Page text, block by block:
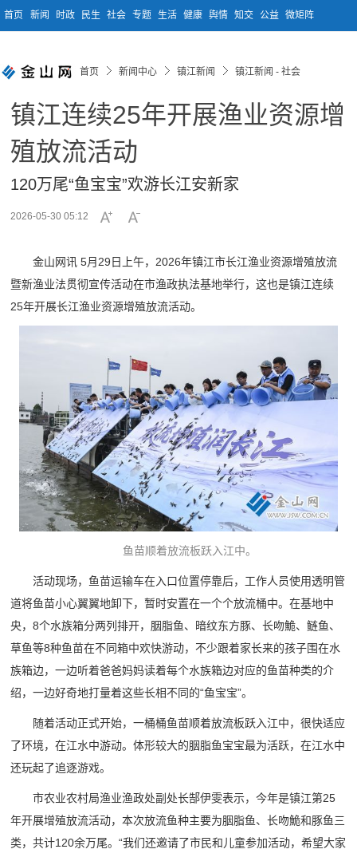
首页 新闻 时政 民生 社会 专题 生活 健康 舆情 知交 公益 微矩阵
首页 新闻中心 镇江新闻 镇江新闻 - 社会
镇江连续25年开展渔业资源增
殖放流活动
120万尾“鱼宝宝”欢游长江安新家
2026-05-30 05:12
金山网讯 5月29日上午，2026年镇江市长江渔业资源增殖放流
暨新渔业法贯彻宣传活动在市渔政执法基地举行，这也是镇江连续
25年开展长江渔业资源增殖放流活动。
鱼苗顺着放流板跃入江中。
活动现场，鱼苗运输车在入口位置停靠后，工作人员使用透明管
道将鱼苗小心翼翼地卸下，暂时安置在一个个放流桶中。在基地中
央，8个水族箱分两列排开，胭脂鱼、暗纹东方豚、长吻鮠、鲢鱼、
草鱼等8种鱼苗在不同箱中欢快游动，不少跟着家长来的孩子围在水
族箱边，一边听着爸爸妈妈读着每个水族箱边对应的鱼苗种类的介
绍，一边好奇地打量着这些长相不同的“鱼宝宝”。
随着活动正式开始，一桶桶鱼苗顺着放流板跃入江中，很快适应
了环境，在江水中游动。体形较大的胭脂鱼宝宝最为活跃，在江水中
还玩起了追逐游戏。
市农业农村局渔业渔政处副处长郜伊雯表示，今年是镇江第25
年开展增殖放流活动，本次放流鱼种主要为胭脂鱼、长吻鮠和豚鱼三
类，共计120余万尾。“我们还邀请了市民和儿童参加活动，希望大家